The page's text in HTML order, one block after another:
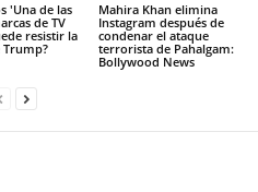
'Una de las
de TV
resistir la
Trump?
Mahira Khan elimina
Instagram después de
condenar el ataque
terrorista de Pahalgam:
Bollywood News